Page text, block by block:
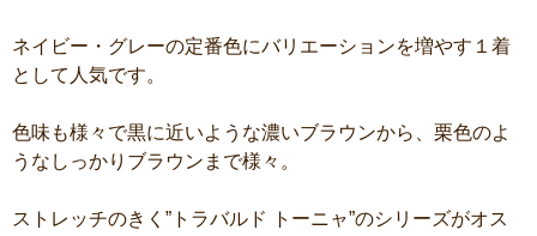
ネイビー・グレーの定番色にバリエーションを増やす１着
として人気です。
色味も様々で黒に近いような濃いブラウンから、栗色のよ
うなしっかりブラウンまで様々。
ストレッチのきく”トラバルド トーニャ”のシリーズがオス